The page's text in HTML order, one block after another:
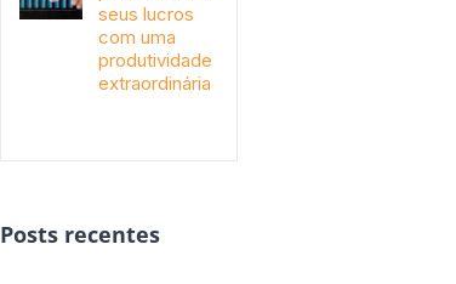
seus lucros
com uma
produtividade
extraordinária
Posts recentes